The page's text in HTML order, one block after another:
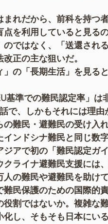
れだから、前科を持つ
を利用していると見る
ではなく、「送還され
正の主な狙いだ。
の「長期生活」を見る
準での難民認定率」は
で、しかもそれには理
難民・避難民の受け入
ンドシナ難民と同じ数
アで初の「難民認定ガ
ライナ避難民支援には
の難民や避難民を助けて
民保護のための国際的
割ではないか。複雑な
し、そもそも日本にい